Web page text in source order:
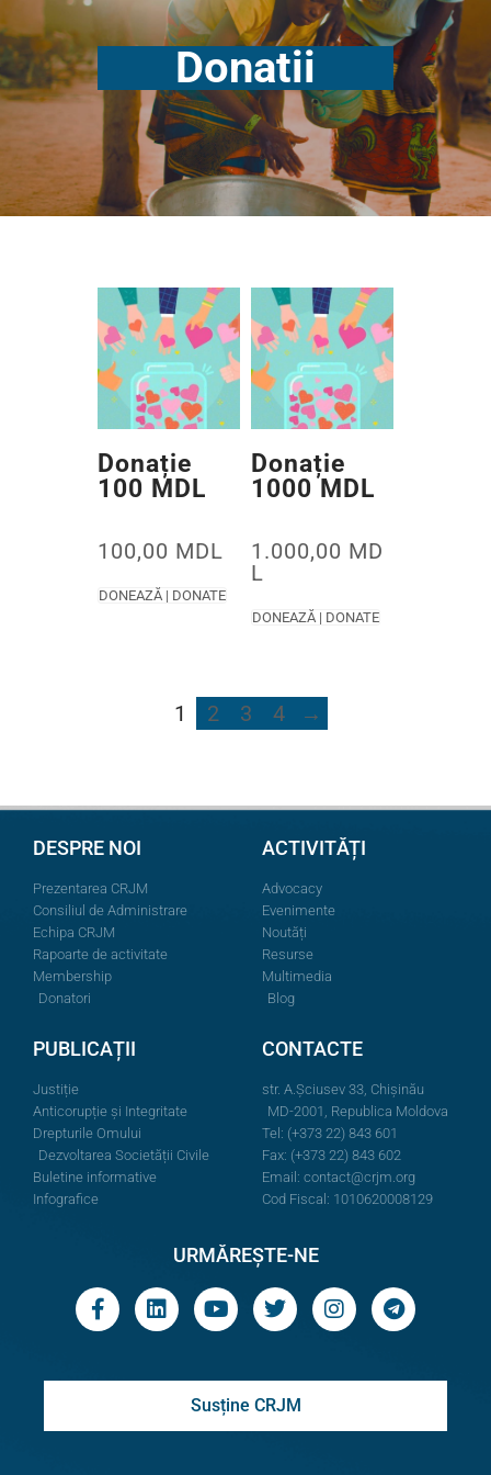
Donatii
Donație
100 MDL
100,00 MDL
DONEAZĂ | DONATE
Donație
1000 MDL
1.000,00 MD
L
DONEAZĂ | DONATE
1 2 3 4 →
DESPRE NOI
Prezentarea CRJM
Consiliul de Administrare
Echipa CRJM
Rapoarte de activitate
Membership
Donatori
ACTIVITĂȚI
Advocacy
Evenimente
Noutăți
Resurse
Multimedia
Blog
PUBLICAȚII
Justiție
Anticorupție și Integritate
Drepturile Omului
Dezvoltarea Societății Civile
Buletine informative
Infografice
CONTACTE
str. A.Şciusev 33, Chișinău
MD-2001, Republica Moldova
Tel: (+373 22) 843 601
Fax: (+373 22) 843 602
Email: contact@crjm.org
Cod Fiscal: 1010620008129
URMĂREȘTE-NE
Susține CRJM